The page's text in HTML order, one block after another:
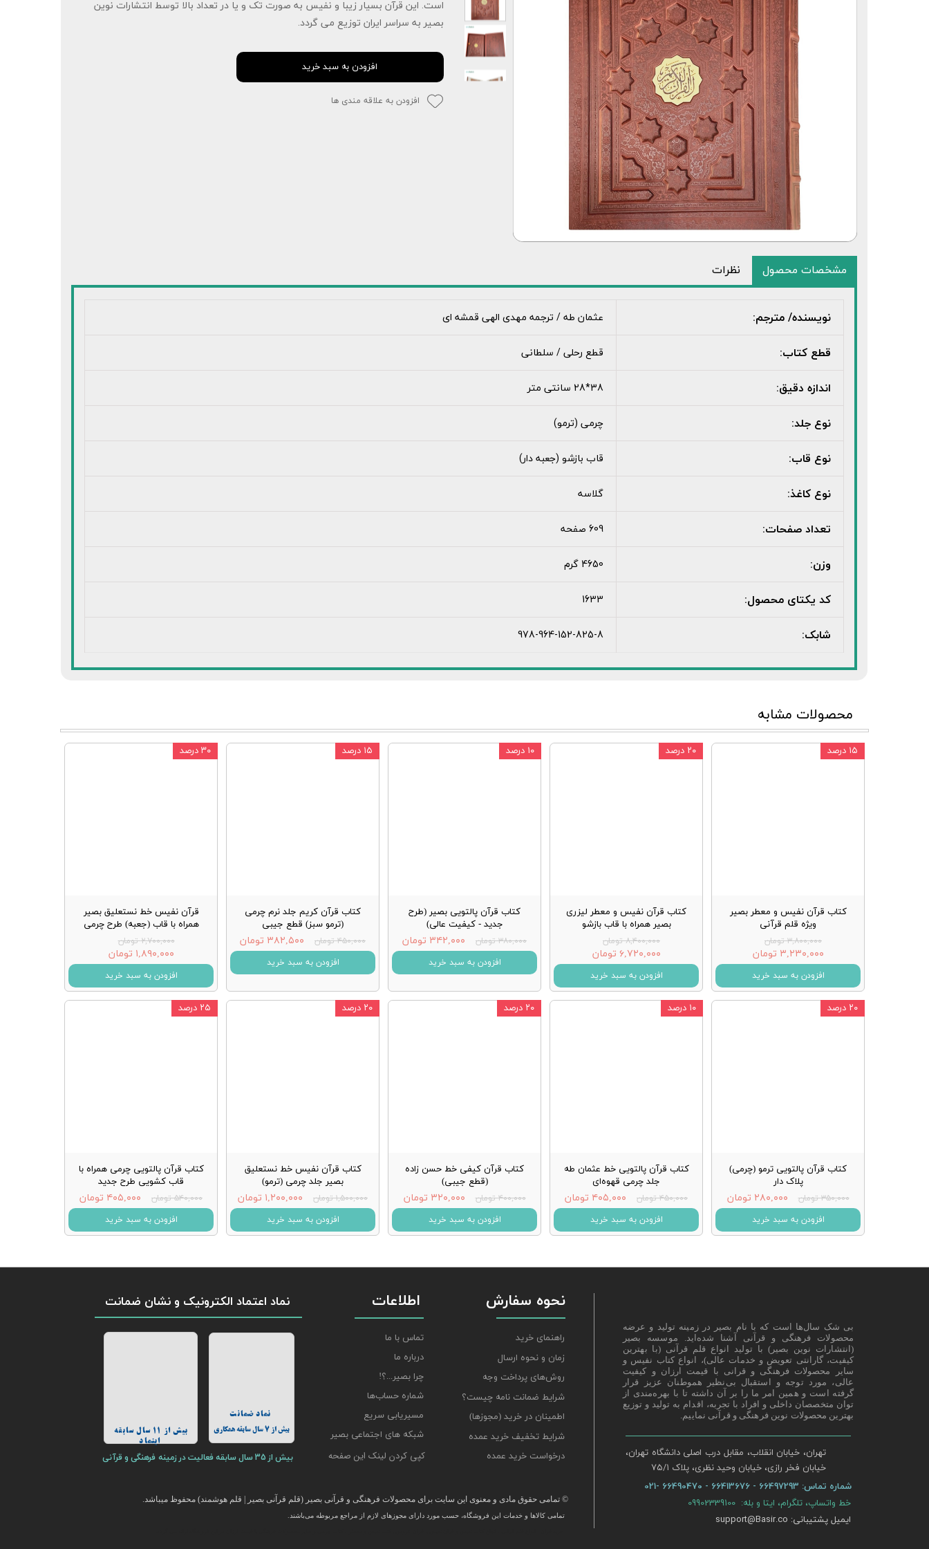
است. این قرآن بسیار زیبا و نفیس به صورت تک و یا در تعداد بالا توسط انتشارات نوین
بصیر به سراسر ایران توزیع می گردد.
افزودن به سبد خرید
افزودن به علاقه مندی ها
مشخصات محصول نظرات
نویسنده/ مترجم: عثمان طه / ترجمه مهدی الهی قمشه ای
قطع کتاب: قطع رحلی / سلطانی
اندازه دقیق: 38*28 سانتی متر
نوع جلد: چرمی (ترمو)
نوع قاب: قاب بازشو (جعبه دار)
نوع کاغذ: گلاسه
تعداد صفحات: 609 صفحه
وزن: 4650 گرم
کد یکتای محصول: 1633
شابک: 978-964-152-825-8
محصولات مشابه
کتاب قرآن نفیس و معطر بصیر
ویژه قلم قرآنی
۳,۸۰۰,۰۰۰ تومان
۳,۲۳۰,۰۰۰ تومان
افزودن به سبد خرید
۱۵ درصد
کتاب قرآن نفیس و معطر لیزری
بصیر همراه با قاب بازشو
۸,۴۰۰,۰۰۰ تومان
۶,۷۲۰,۰۰۰ تومان
افزودن به سبد خرید
۲۰ درصد
کتاب قرآن پالتویی بصیر (طرح
جدید - کیفیت عالی)
۳۸۰,۰۰۰ تومان ۳۴۲,۰۰۰ تومان
افزودن به سبد خرید
۱۰ درصد
کتاب قرآن کریم جلد نرم چرمی
(ترمو سبز) قطع جیبی
۴۵۰,۰۰۰ تومان ۳۸۲,۵۰۰ تومان
افزودن به سبد خرید
۱۵ درصد
قرآن نفیس خط نستعلیق بصیر
همراه با قاب (جعبه) طرح چرمی
۲,۷۰۰,۰۰۰ تومان
۱,۸۹۰,۰۰۰ تومان
افزودن به سبد خرید
۳۰ درصد
کتاب قرآن پالتویی ترمو (چرمی)
پلاک دار
۳۵۰,۰۰۰ تومان ۲۸۰,۰۰۰ تومان
افزودن به سبد خرید
۲۰ درصد
کتاب قرآن پالتویی خط عثمان طه
جلد چرمی قهوه‌ای
۴۵۰,۰۰۰ تومان ۴۰۵,۰۰۰ تومان
افزودن به سبد خرید
۱۰ درصد
کتاب قرآن کیفی خط حسن زاده
(قطع جیبی)
۴۰۰,۰۰۰ تومان ۳۲۰,۰۰۰ تومان
افزودن به سبد خرید
۲۰ درصد
کتاب قرآن نفیس خط نستعلیق
بصیر جلد چرمی (ترمو)
۱,۵۰۰,۰۰۰ تومان ۱,۲۰۰,۰۰۰ تومان
افزودن به سبد خرید
۲۰ درصد
کتاب قرآن پالتویی چرمی همراه با
قاب کشویی طرح جدید
۵۴۰,۰۰۰ تومان ۴۰۵,۰۰۰ تومان
افزودن به سبد خرید
۲۵ درصد
نحوه سفارش
راهنمای خرید
زمان و نحوه ارسال
روش‌های پرداخت وجه
شرایط ضمانت نامه چیست؟
اطمینان در خرید (مجوزها)
شرایط تخفیف خرید عمده
درخواست خرید عمده
© تمامی حقوق مادی و معنوی این سایت برای محصولات فرهنگی و قرآنی بصیر (قلم قرآنی بصیر | قلم هوشمند) محفوظ میباشد.
تمامی كالاها و خدمات این فروشگاه، حسب مورد دارای مجوزهای لازم از مراجع مربوطه می‌باشند.
نماد اعتماد الکترونیک و نشان ضمانت
بیش از 11 سال سابقه
اینماد
بیش از 35 سال سابقه فعالیت در زمینه فرهنگی و قرآنی
بیش از 7 سال سابقه همکاری
اطلاعات
تماس با ما
درباره ما
چرا بصیر...؟!
شماره حساب‌ها
مسیریابی سریع
شبکه های اجتماعی بصیر
تهران، خیابان انقلاب، مقابل درب اصلی دانشگاه تهران،
خیابان فخر رازی، خیابان وحید نظری، پلاک ۷۵/۱​​​​​​​
شماره تماس:
بی شک سال‌ها است که با نام بصیر در زمینه تولید و عرضه
محصولات فرهنگی و قرآنی آشنا شده‌اید. موسسه بصیر
(انتشارات نوین بصیر) با تولید انواع قلم قرآنی (با بهترین
کیفیت، گارانتی تعویض و خدمات عالی)، انواع کتاب نفیس و
سایر محصولات فرهنگی و قرانی با قیمت ارزان و کیفیت
عالی، مورد توجه و استقبال بی‌نظیر هموطنان عزیز قرار
گرفته است و همین امر ما را بر آن داشته تا با بهره‌مندی از
توان متخصصان داخلی و افراد با تجربه، اقدام به تولید و توزیع
بهترین محصولات نوین فرهنگی و قرآنی نماییم.
خط واتساپ، تلگرام، ایتا و بله: 09902339100
ایمیل پشتیبانی: support@Basir.co
کپی کردن لینک این صفحه